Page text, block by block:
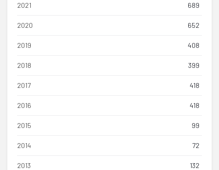
2021 689
2020 652
2019 408
2018 399
2017 418
2016 418
2015 99
2014 72
2013 132